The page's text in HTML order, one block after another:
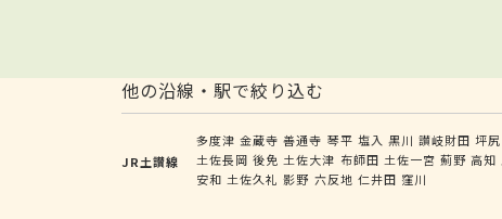
他の沿線・駅で絞り込む
JR土讃線
多度津 金蔵寺 善通寺 琴平 塩入 黒川 讃岐財田 坪尻
土佐長岡 後免 土佐大津 布師田 土佐一宮 薊野 高知
安和 土佐久礼 影野 六反地 仁井田 窪川